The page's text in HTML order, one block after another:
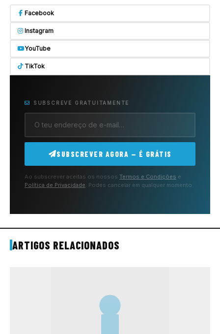
Facebook
Instagram
YouTube
TikTok
SUBSCREVE GRATUITAMENTE
SUBSCREVER AGORA — É GRÁTIS
Ao subscrever aceitas os nossos Termos e Condições e
Política de Privacidade. Podes cancelar em qualquer momento.
ARTIGOS RELACIONADOS